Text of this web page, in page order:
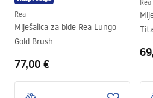
Rea
Miješalica za bide Rea Lungo
Gold Brush
77,00 €
Rea